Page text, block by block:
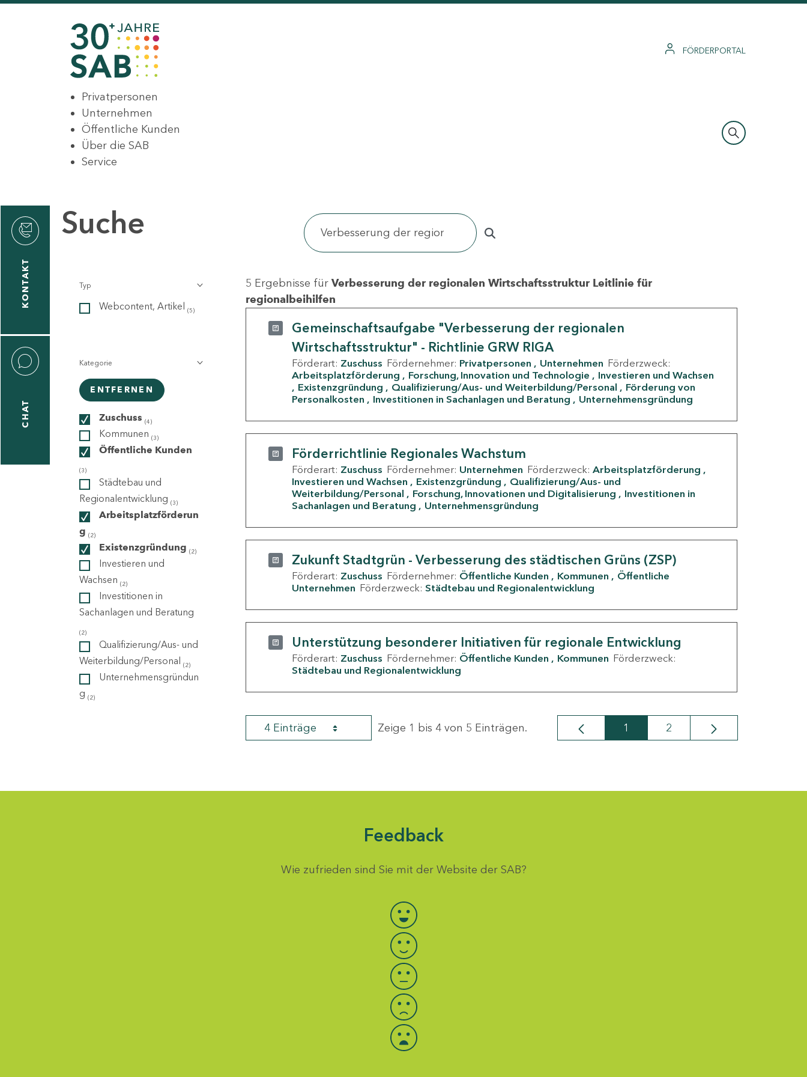
FÖRDERPORTAL
Privatpersonen
Unternehmen
Öffentliche Kunden
Über die SAB
Service
KONTAKT
CHAT
Suche
Typ
Webcontent, Artikel (5)
Kategorie
ENTFERNEN
Zuschuss (4)
Kommunen (3)
Öffentliche Kunden
(3)
Städtebau und
Regionalentwicklung (3)
Arbeitsplatzförderun
g (2)
Existenzgründung (2)
Investieren und
Wachsen (2)
Investitionen in
Sachanlagen und Beratung
(2)
Qualifizierung/Aus- und
Weiterbildung/Personal (2)
Unternehmensgründun
g (2)
5 Ergebnisse für Verbesserung der regionalen Wirtschaftsstruktur Leitlinie für
regionalbeihilfen
Gemeinschaftsaufgabe "Verbesserung der regionalen
Wirtschaftsstruktur" - Richtlinie GRW RIGA
Förderart: Zuschuss Fördernehmer: Privatpersonen Unternehmen Förderzweck:
Arbeitsplatzförderung
Forschung, Innovation und Technologie
Investieren und Wachsen
Existenzgründung
Qualifizierung/Aus- und Weiterbildung/Personal
Förderung von
Personalkosten
Investitionen in Sachanlagen und Beratung Unternehmensgründung
Förderrichtlinie Regionales Wachstum
Förderart: Zuschuss Fördernehmer: Unternehmen Förderzweck: Arbeitsplatzförderung
Investieren und Wachsen
Existenzgründung
Qualifizierung/Aus- und
Weiterbildung/Personal
Forschung, Innovationen und Digitalisierung
Investitionen in
Sachanlagen und Beratung
Unternehmensgründung
Zukunft Stadtgrün - Verbesserung des städtischen Grüns (ZSP)
Förderart: Zuschuss Fördernehmer: Öffentliche Kunden Kommunen
Öffentliche
Unternehmen Förderzweck: Städtebau und Regionalentwicklung
Unterstützung besonderer Initiativen für regionale Entwicklung
Förderart: Zuschuss Fördernehmer: Öffentliche Kunden Kommunen Förderzweck:
Städtebau und Regionalentwicklung
4 Einträge Zeige 1 bis 4 von 5 Einträgen. Seite
1 Seite
2
Feedback
Wie zufrieden sind Sie mit der Website der SAB?
Bewertung auswählen